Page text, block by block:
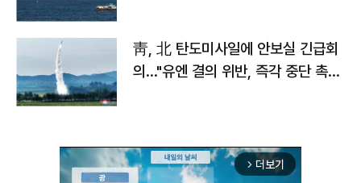
靑, 北 탄도미사일에 안보실 긴급회
의…"유엔 결의 위반, 즉각 중단 촉
arrow_forward_ios 더보기